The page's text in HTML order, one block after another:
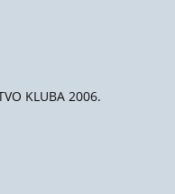
KLUBA 2006.